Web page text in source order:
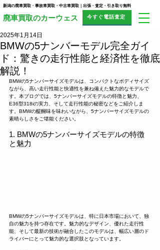
今すぐ電話査定
​廃車買取のカーウェス
新潟の廃車買取・事故車買取・中古車買取｜出張・査定・引き取り無料
BMWの5ナンバーモデル完全ガイ
ド：驚きの走行性能と経済性を徹底
解説！
2025年1月14日
BMWの5ナンバーサイズモデルは、コンパクトなボディサイズ
ながら、高い走行性能と快適性を兼ね備えた魅力的なモデルで
す。本ブログでは、5ナンバーサイズモデルの特徴と魅力、
E36型318iの実力、そして走行性能の秘密などをご紹介しま
す。BMWの醍醐味を味わいながら、5ナンバーサイズモデルの
素晴らしさをご堪能ください。
1. BMWの5ナンバーサイズモデルの特徴
と魅力
BMWの5ナンバーサイズモデルは、特に日本市場において、独
自の魅力を持つ存在です。魅力的なデザイン、優れた走行性
能、そして最新の技術が融合したこのモデルは、幅広い層のド
ライバーにとって魅力的な選択肢となっています。